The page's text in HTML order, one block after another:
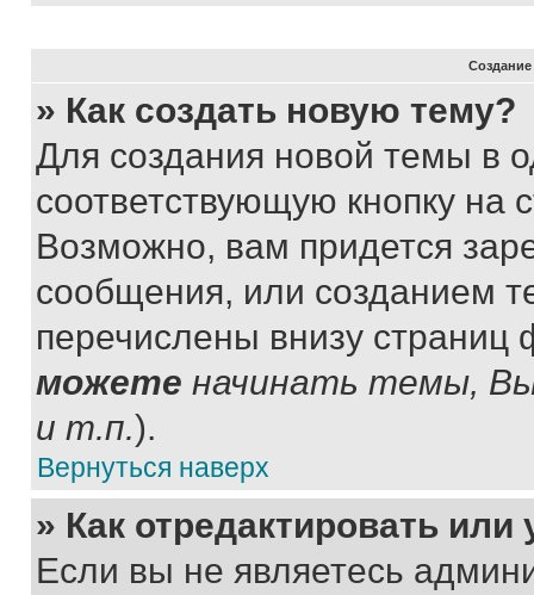
» Как создать новую тему?
Для создания новой темы в
соответствующую кнопку
Возможно, вам придется
сообщения, или созданием
перечислены внизу
можете начинать темы,
и т.п.).
Вернуться наверх
» Как отредактировать
Если вы не являетесь